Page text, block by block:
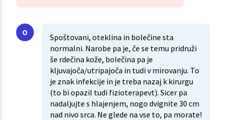
Spoštovani, oteklina in bolečine sta
normalni. Narobe pa je, če se temu pridruži
še rdečina kože, bolečina pa je
kljuvajoča/utripajoča in tudi v mirovanju. To
je znak infekcije in je treba nazaj k kirurgu
(to bi opazil tudi fizioterapevt). Sicer pa
nadaljujte s hlajenjem, nogo dvignite 30 cm
nad nivo srca. Ne glede na vse to, pa morate!